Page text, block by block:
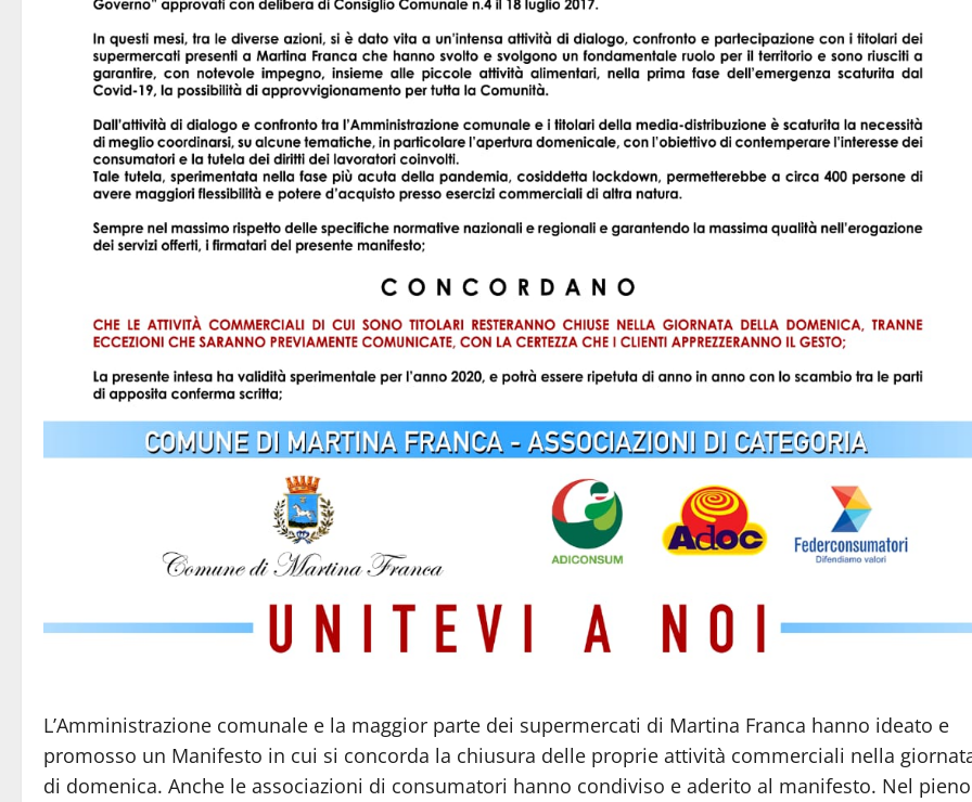
L’Amministrazione comunale e la maggior parte dei supermercati di Martina Franca hanno ideato e
promosso un Manifesto in cui si concorda la chiusura delle proprie attività commerciali nella
di domenica. Anche le associazioni di consumatori hanno condiviso e aderito al manifesto. Nel pieno